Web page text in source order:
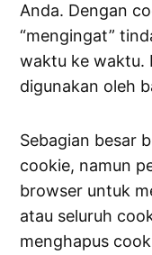
Anda. Dengan
“mengingat”
waktu ke waktu.
digunakan oleh
Sebagian besar
cookie, namun
browser untuk
atau seluruh
menghapus